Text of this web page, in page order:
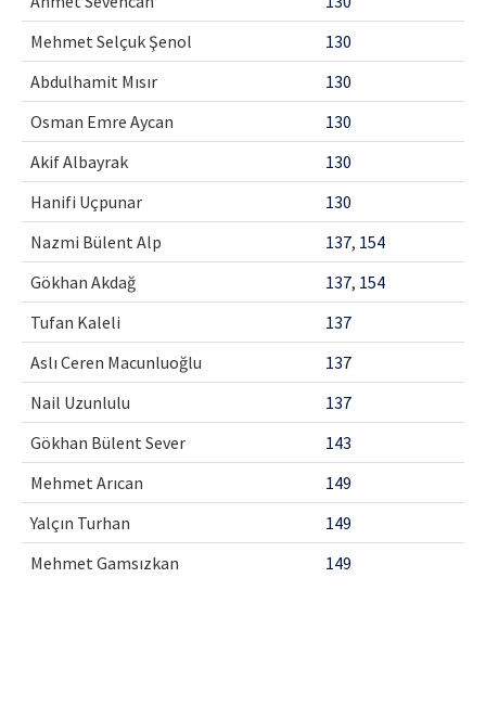
Mehmet Selçuk Şenol
130
Abdulhamit Mısır
130
Osman Emre Aycan
130
Akif Albayrak
130
Hanifi Uçpunar
130
Nazmi Bülent Alp
137, 154
Gökhan Akdağ
137, 154
Tufan Kaleli
137
Aslı Ceren Macunluoğlu
137
Nail Uzunlulu
137
Gökhan Bülent Sever
143
Mehmet Arıcan
149
Yalçın Turhan
149
Mehmet Gamsızkan
149